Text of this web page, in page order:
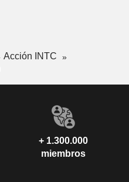
Acción INTC
+ 1.300.000
miembros